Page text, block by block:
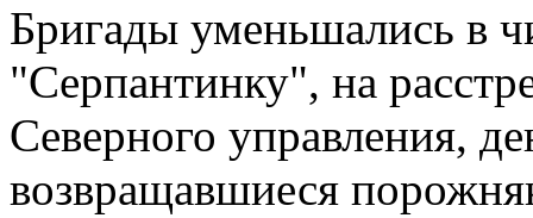
Бригады уменьшались в
"Серпантинку", на
Северного управления,
возвращавшиеся